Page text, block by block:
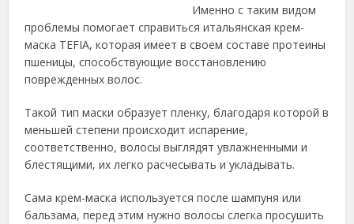
Именно с таким видом
проблемы помогает справиться итальянская крем-
маска TEFIA, которая имеет в своем составе протеины
пшеницы, способствующие восстановлению
поврежденных волос.
Такой тип маски образует пленку, благодаря которой в
меньшей степени происходит испарение,
соответственно, волосы выглядят увлажненными и
блестящими, их легко расчесывать и укладывать.
Сама крем-маска используется после шампуня или
бальзама, перед этим нужно волосы слегка просушить